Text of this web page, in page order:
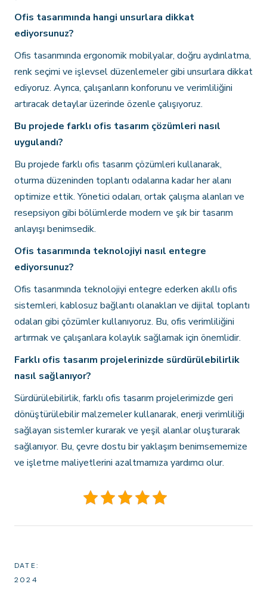
Ofis tasarımında hangi unsurlara dikkat
ediyorsunuz?
Ofis tasarımında ergonomik mobilyalar, doğru aydınlatma,
renk seçimi ve işlevsel düzenlemeler gibi unsurlara dikkat
ediyoruz. Ayrıca, çalışanların konforunu ve verimliliğini
artıracak detaylar üzerinde özenle çalışıyoruz.
Bu projede farklı ofis tasarım çözümleri nasıl
uygulandı?
Bu projede farklı ofis tasarım çözümleri kullanarak,
oturma düzeninden toplantı odalarına kadar her alanı
optimize ettik. Yönetici odaları, ortak çalışma alanları ve
resepsiyon gibi bölümlerde modern ve şık bir tasarım
anlayışı benimsedik.
Ofis tasarımında teknolojiyi nasıl entegre
ediyorsunuz?
Ofis tasarımında teknolojiyi entegre ederken akıllı ofis
sistemleri, kablosuz bağlantı olanakları ve dijital toplantı
odaları gibi çözümler kullanıyoruz. Bu, ofis verimliliğini
artırmak ve çalışanlara kolaylık sağlamak için önemlidir.
Farklı ofis tasarım projelerinizde sürdürülebilirlik
nasıl sağlanıyor?
Sürdürülebilirlik, farklı ofis tasarım projelerimizde geri
dönüştürülebilir malzemeler kullanarak, enerji verimliliği
sağlayan sistemler kurarak ve yeşil alanlar oluşturarak
sağlanıyor. Bu, çevre dostu bir yaklaşım benimsememize
ve işletme maliyetlerini azaltmamıza yardımcı olur.
DATE:
2024